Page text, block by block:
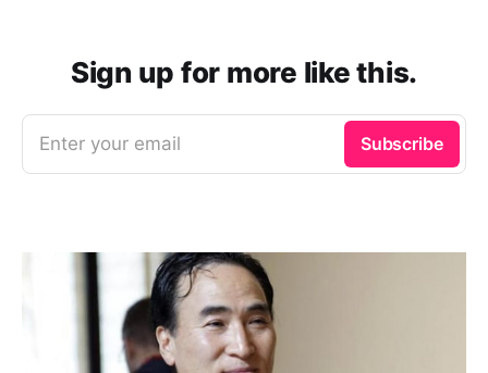
Sign up for more like this.
Enter your email Subscribe